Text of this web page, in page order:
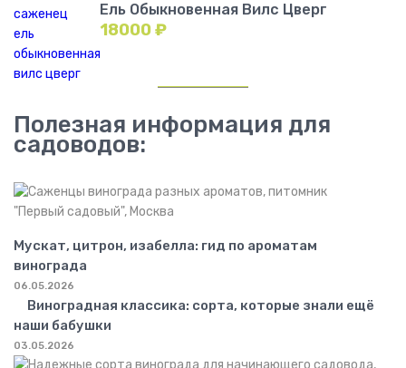
Ель Обыкновенная Вилс Цверг
18000₽
Полезная информация для
садоводов:
Мускат, цитрон, изабелла: гид по ароматам
винограда
06.05.2026
Виноградная классика: сорта, которые знали ещё
наши бабушки
03.05.2026